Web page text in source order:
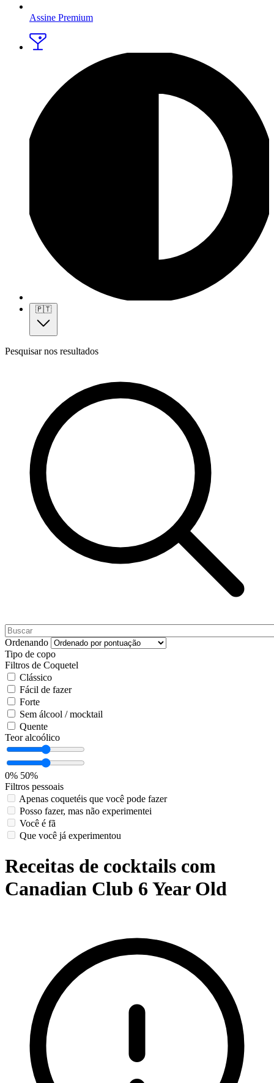
Assine Premium
🇵🇹
Pesquisar nos resultados
Ordenando
Tipo de copo
Filtros de Coquetel
Clássico
Fácil de fazer
Forte
Sem álcool / mocktail
Quente
Teor alcoólico
0% 50%
Filtros pessoais
Apenas coquetéis que você pode fazer
Posso fazer, mas não experimentei
Você é fã
Que você já experimentou
Receitas de cocktails com
Canadian Club 6 Year Old